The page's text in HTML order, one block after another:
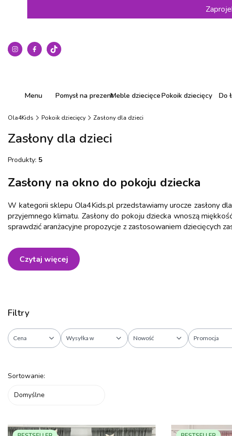
Menu Pomysł na prezentMeble dziecięcePokoik dziecięcy Do
Ola4Kids Pokoik dziecięcy Zasłony dla dzieci
Zasłony dla dzieci
Produkty: 5
Zasłony na okno do pokoju dziecka
W kategorii sklepu Ola4Kids.pl przedstawiamy urocze zasłony
przyjemnego klimatu. Zasłony do pokoju dziecka wnoszą
sprawdzić aranżacyjne propozycje z zastosowaniem dziecięcych
Czytaj więcej
Filtry
Cena Wysyłka w Nowość Promocja
Lista produktów
Sortowanie:
Domyślne